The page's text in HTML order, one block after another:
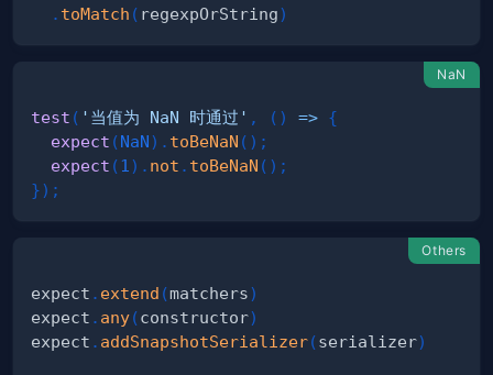
. toMatch ( regexpOrString)
NaN
test ( '当值为 NaN 时通过' , ( ) => {
expect (NaN) . toBeNaN ( ) ;
expect (1 ) . not . toBeNaN ( ) ;
}) ;
Others
expect . extend (matchers)
expect . any(constructor)
expect . addSnapshotSerializer(serializer)